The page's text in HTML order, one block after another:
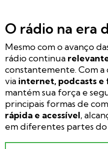
O rádio na era
Mesmo com o avanço
rádio continua
constantemente. Com a
via internet, podcasts e
mantém sua força e
principais formas de
rápida e acessível,
em diferentes partes